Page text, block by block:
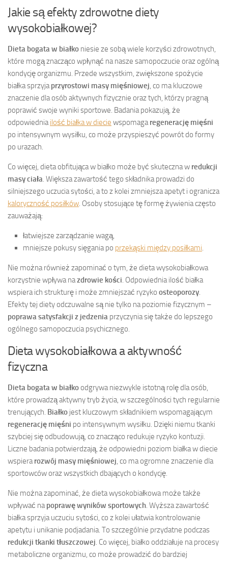
Jakie są efekty zdrowotne diety
wysokobiałkowej?
Dieta bogata w białko niesie ze sobą wiele korzyści zdrowotnych,
które mogą znacząco wpłynąć na nasze samopoczucie oraz ogólną
kondycję organizmu. Przede wszystkim, zwiększone spożycie
białka sprzyjaprzyrostowi masy mięśniowej, co ma kluczowe
znaczenie dla osób aktywnych fizycznie oraz tych, którzy pragną
poprawić swoje wyniki sportowe. Badania pokazują, że
odpowiedniailość białka w diecie wspomagaregenerację mięśni
po intensywnym wysiłku, co może przyspieszyć powrót do formy
po urazach.
Co więcej, dieta obfitująca w białko może być skuteczna w redukcji
masy ciała. Większa zawartość tego składnika prowadzi do
silniejszego uczucia sytości, a to z kolei zmniejsza apetyt i ogranicza
kaloryczność posiłków. Osoby stosujące tę formę żywienia często
zauważają:
łatwiejsze zarządzanie wagą,
mniejsze pokusy sięgania po przekąski między posiłkami.
Nie można również zapominać o tym, że dieta wysokobiałkowa
korzystnie wpływa nazdrowie kości. Odpowiednia ilość białka
wspiera ich strukturę i może zmniejszać ryzyko osteoporozy.
Efekty tej diety odczuwalne są nie tylko na poziomie fizycznym –
poprawa satysfakcji z jedzenia przyczynia się także do lepszego
ogólnego samopoczucia psychicznego.
Dieta wysokobiałkowa a aktywność
fizyczna
Dieta bogata w białkoodgrywa niezwykle istotną rolę dla osób,
które prowadzą aktywny tryb życia, w szczególności tych regularnie
trenujących. Białko jest kluczowym składnikiem wspomagającym
regenerację mięśni po intensywnym wysiłku. Dzięki niemu tkanki
szybciej się odbudowują, co znacząco redukuje ryzyko kontuzji.
Liczne badania potwierdzają, że odpowiedni poziom białka w diecie
wspierarozwój masy mięśniowej, co ma ogromne znaczenie dla
sportowców oraz wszystkich dbających o kondycję.
Nie można zapominać, że dieta wysokobiałkowa może także
wpływać napoprawę wyników sportowych. Wyższa zawartość
białka sprzyja uczuciu sytości, co z kolei ułatwia kontrolowanie
apetytu i unikanie podjadania. To szczególnie przydatne podczas
redukcji tkanki tłuszczowej. Co więcej, białko oddziałuje na procesy
metaboliczne organizmu, co może prowadzić do bardziej